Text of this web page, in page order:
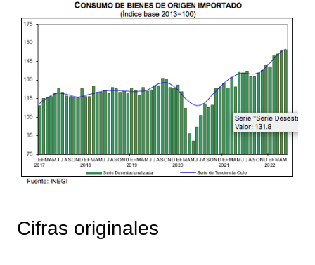
Cifras originales